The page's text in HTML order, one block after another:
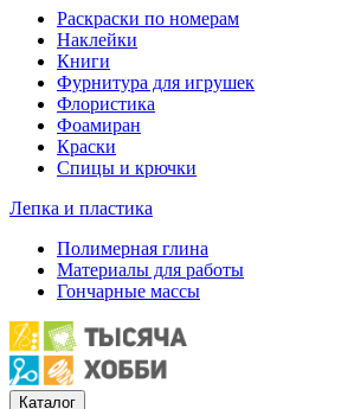
Раскраски по номерам
Наклейки
Книги
Фурнитура для игрушек
Флористика
Фоамиран
Краски
Спицы и крючки
Лепка и пластика
Полимерная глина
Материалы для работы
Гончарные массы
Каталог